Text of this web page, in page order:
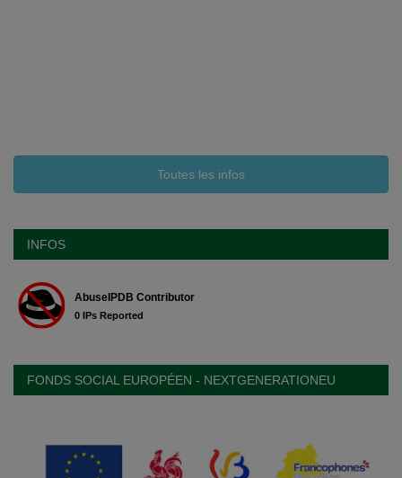
Toutes les infos
INFOS
FONDS SOCIAL EUROPÉEN - NEXTGENERATIONEU